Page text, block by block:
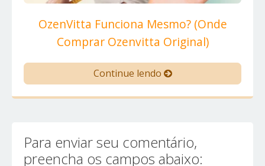
OzenVitta Funciona Mesmo? (Onde
Comprar Ozenvitta Original)
Continue lendo
Para enviar seu comentário,
preencha os campos abaixo: